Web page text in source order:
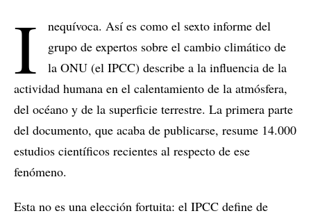
I
nequívoca. Así es como el sexto informe del
grupo de expertos sobre el cambio climático de
la ONU (el IPCC) describe a la influencia de la
actividad humana en el calentamiento de la atmósfera,
del océano y de la superficie terrestre. La primera parte
del documento, que acaba de publicarse, resume 14.000
estudios científicos recientes al respecto de ese
fenómeno.
Esta no es una elección fortuita: el IPCC define de